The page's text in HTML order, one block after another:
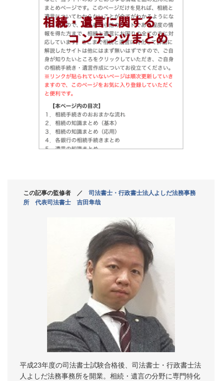
この記事の監修者 ／ 司法書士・行政書士法人よしだ法務事務
所 代表司法書士 吉田隼哉
平成23年度の司法書士試験合格後、司法書士・行政書士法
人よしだ法務事務所を開業。相続・遺言の分野に専門特化